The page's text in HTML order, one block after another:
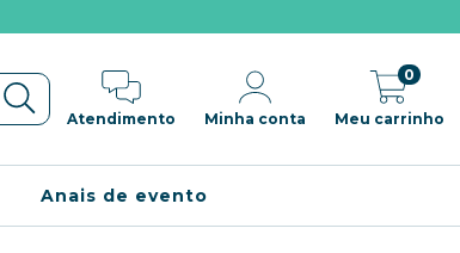
Atendimento Minha conta Meu carrinho
0
Anais de evento